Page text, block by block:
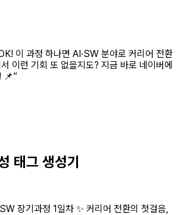
이 과정 하나면 AI·SW 분야로 커리어 전환
이런 기회 또 없을지도? 지금 바로 네이버에
📌”
태그 생성기
장기과정 1일차 ✨ 커리어 전환의 첫걸음,